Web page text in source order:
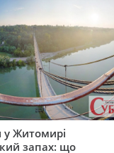
у Житомирі
запах: що